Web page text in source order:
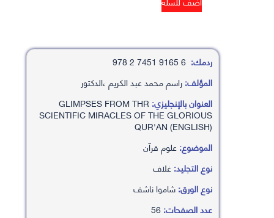
ردمك:
المؤلف:راسم محمد عبد الكريم ،الدكتور
العنوان بالإنجليزي: GLIMPSES FROM THR
SCIENTIFIC MIRACLES OF THE GLORIOUS
QUR'AN (ENGLISH)
الموضوع:علوم قرآن
نوع التجليد:غلاف
نوع الورق:شاموا ناشف
عدد الصفحات: